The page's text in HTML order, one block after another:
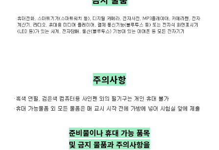
주의사항
준비물이나 휴대 가능 품목
및 금지 물품과 주의사항을